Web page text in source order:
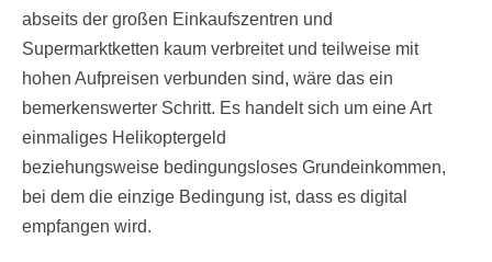
abseits der großen Einkaufszentren und
Supermarktketten kaum verbreitet und teilweise mit
hohen Aufpreisen verbunden sind, wäre das ein
bemerkenswerter Schritt. Es handelt sich um eine Art
einmaliges Helikoptergeld
beziehungsweise bedingungsloses Grundeinkommen,
bei dem die einzige Bedingung ist, dass es digital
empfangen wird.